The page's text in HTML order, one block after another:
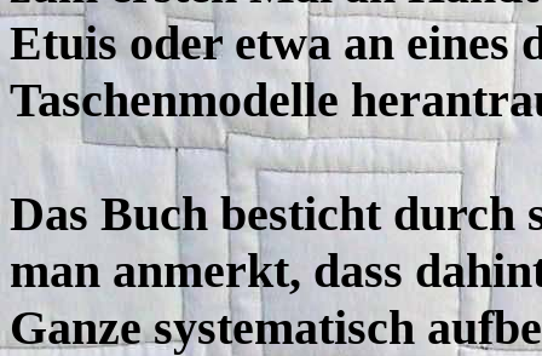
Etuis oder etwa an eines
Taschenmodelle
Das Buch besticht durch
man anmerkt, dass
Ganze systematisch